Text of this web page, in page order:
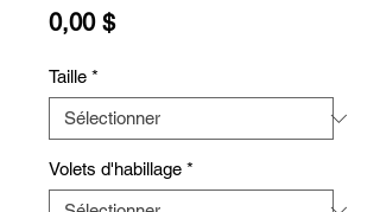
0,00 $Prix
Taille *
Volets d'habillage *